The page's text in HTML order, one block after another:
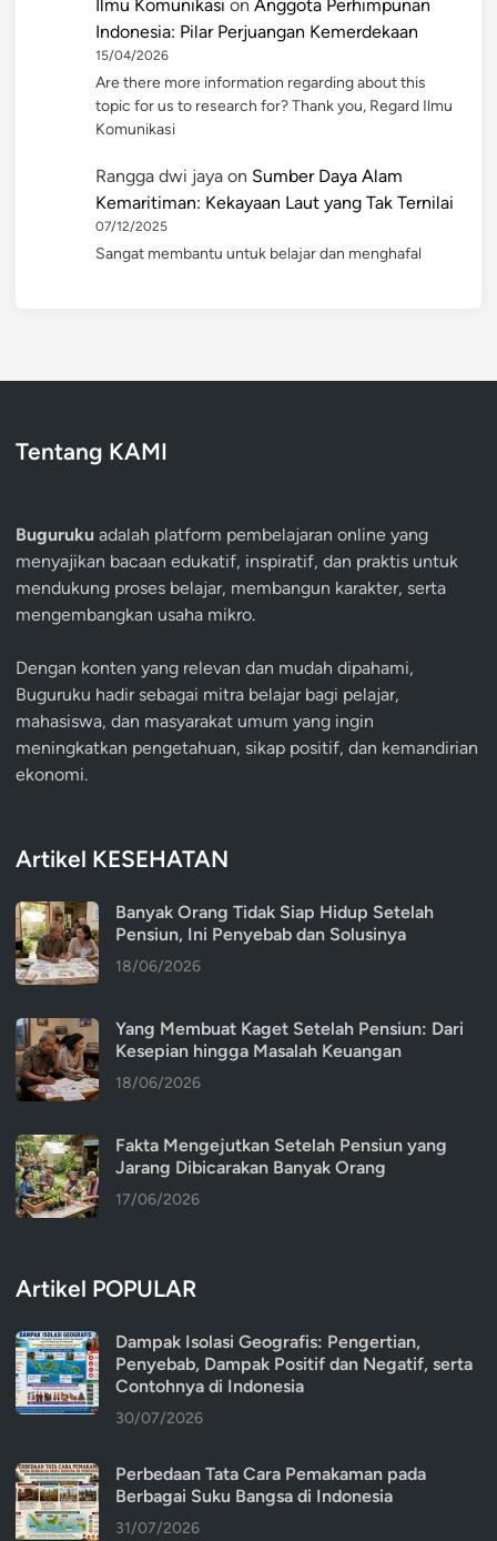
Ilmu Komunikasi on Anggota Perhimpunan
Indonesia: Pilar Perjuangan Kemerdekaan
15/04/2026
Are there more information regarding about this
topic for us to research for? Thank you, Regard Ilmu
Komunikasi
Rangga dwi jaya on Sumber Daya Alam
Kemaritiman: Kekayaan Laut yang Tak Ternilai
07/12/2025
Sangat membantu untuk belajar dan menghafal
Tentang KAMI
Buguruku adalah platform pembelajaran online yang
menyajikan bacaan edukatif, inspiratif, dan praktis untuk
mendukung proses belajar, membangun karakter, serta
mengembangkan usaha mikro.
Dengan konten yang relevan dan mudah dipahami,
Buguruku hadir sebagai mitra belajar bagi pelajar,
mahasiswa, dan masyarakat umum yang ingin
meningkatkan pengetahuan, sikap positif, dan kemandirian
ekonomi.
Artikel KESEHATAN
Banyak Orang Tidak Siap Hidup Setelah
Pensiun, Ini Penyebab dan Solusinya
18/06/2026
Yang Membuat Kaget Setelah Pensiun: Dari
Kesepian hingga Masalah Keuangan
18/06/2026
Fakta Mengejutkan Setelah Pensiun yang
Jarang Dibicarakan Banyak Orang
17/06/2026
Artikel POPULAR
Dampak Isolasi Geografis: Pengertian,
Penyebab, Dampak Positif dan Negatif, serta
Contohnya di Indonesia
30/07/2026
Perbedaan Tata Cara Pemakaman pada
Berbagai Suku Bangsa di Indonesia
31/07/2026